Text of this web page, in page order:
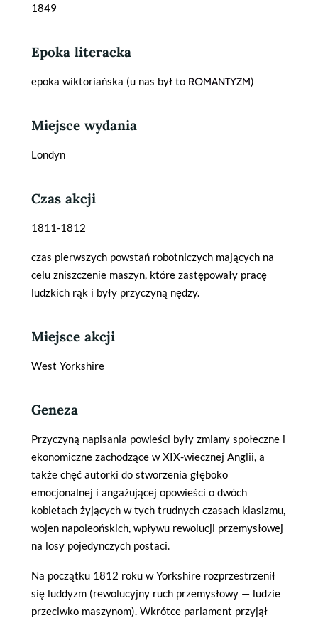
1849
Epoka literacka
epoka wiktoriańska (u nas był to ROMANTYZM)
Miejsce wydania
Londyn
Czas akcji
1811-1812
czas pierwszych powstań robotniczych mających na
celu zniszczenie maszyn, które zastępowały pracę
ludzkich rąk i były przyczyną nędzy.
Miejsce akcji
West Yorkshire
Geneza
Przyczyną napisania powieści były zmiany społeczne i
ekonomiczne zachodzące w XIX-wiecznej Anglii, a
także chęć autorki do stworzenia głęboko
emocjonalnej i angażującej opowieści o dwóch
kobietach żyjących w tych trudnych czasach klasizmu,
wojen napoleońskich, wpływu rewolucji przemysłowej
na losy pojedynczych postaci.
Na początku 1812 roku w Yorkshire rozprzestrzenił
się luddyzm (rewolucyjny ruch przemysłowy — ludzie
przeciwko maszynom). Wkrótce parlament przyjął